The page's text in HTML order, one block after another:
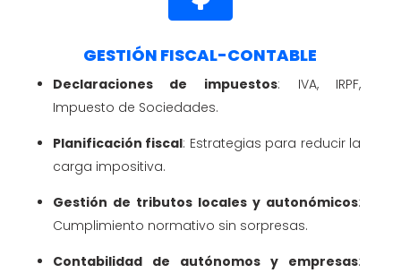
GESTIÓN FISCAL-CONTABLE
Declaraciones de impuestos: IVA, IRPF,
Impuesto de Sociedades.
Planificación fiscal: Estrategias para reducir la
carga impositiva.
Gestión de tributos locales y autonómicos:
Cumplimiento normativo sin sorpresas.
Contabilidad de autónomos y empresas: